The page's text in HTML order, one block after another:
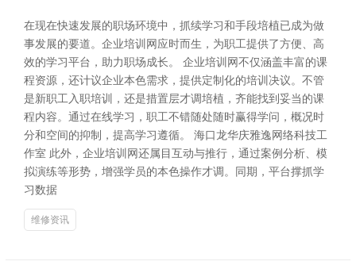
在现在快速发展的职场环境中，抓续学习和手段培植已成为做
事发展的要道。企业培训网应时而生，为职工提供了方便、高
效的学习平台，助力职场成长。 企业培训网不仅涵盖丰富的课
程资源，还计议企业本色需求，提供定制化的培训决议。不管
是新职工入职培训，还是措置层才调培植，齐能找到妥当的课
程内容。通过在线学习，职工不错随处随时赢得学问，概况时
分和空间的抑制，提高学习遵循。 海口龙华庆雅逸网络科技工
作室 此外，企业培训网还属目互动与推行，通过案例分析、模
拟演练等形势，增强学员的本色操作才调。同期，平台撑抓学
习数据
维修资讯